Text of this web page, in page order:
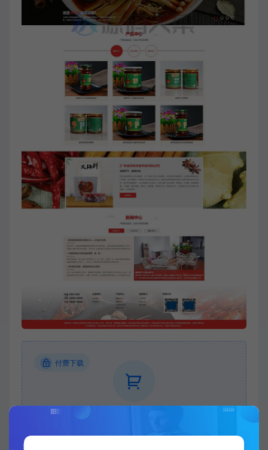
付费下载
当前内容需要登录后下载